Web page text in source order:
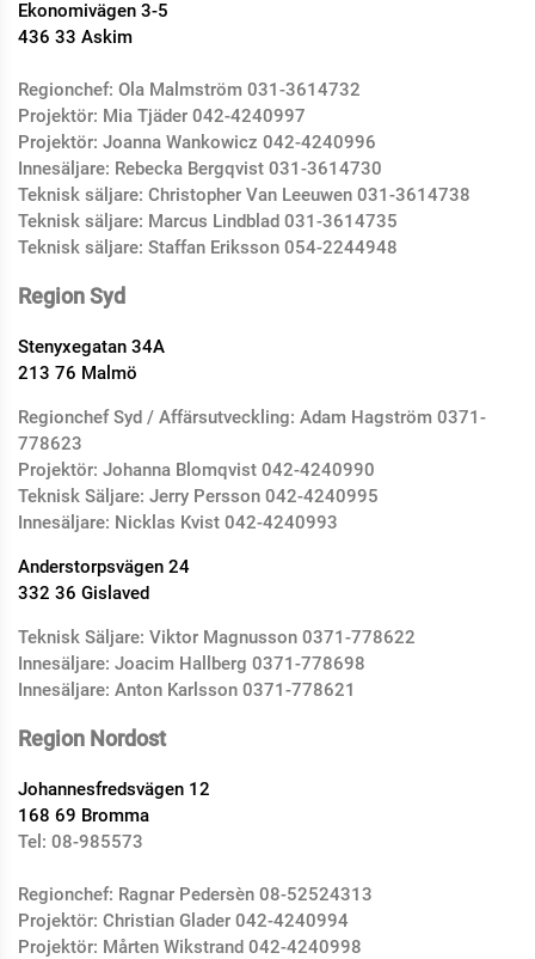
Ekonomivägen 3-5
436 33 Askim
Regionchef: Ola Malmström 031-3614732
Projektör: Mia Tjäder 042-4240997
Projektör: Joanna Wankowicz 042-4240996
Innesäljare: Rebecka Bergqvist 031-3614730
Teknisk säljare: Christopher Van Leeuwen 031-3614738
Teknisk säljare: Marcus Lindblad 031-3614735
Teknisk säljare: Staffan Eriksson 054-2244948
Region Syd
Stenyxegatan 34A
213 76 Malmö
Regionchef Syd / Affärsutveckling: Adam Hagström 0371-
778623
Projektör: Johanna Blomqvist 042-4240990
Teknisk Säljare: Jerry Persson 042-4240995
Innesäljare: Nicklas Kvist 042-4240993
Anderstorpsvägen 24
332 36 Gislaved
Teknisk Säljare: Viktor Magnusson 0371-778622
Innesäljare: Joacim Hallberg 0371-778698
Innesäljare: Anton Karlsson 0371-778621
Region Nordost
Johannesfredsvägen 12
168 69 Bromma
Tel: 08-985573
Regionchef: Ragnar Pedersèn 08-52524313
Projektör: Christian Glader 042-4240994
Projektör: Mårten Wikstrand 042-4240998